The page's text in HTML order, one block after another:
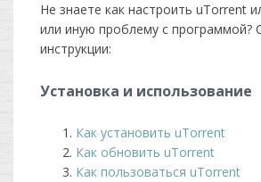
Не знаете как настроить uTorrent
или иную проблему с программой?
инструкции:
Установка и использование
Как установить uTorrent
Как обновить uTorrent
Как пользоваться uTorrent